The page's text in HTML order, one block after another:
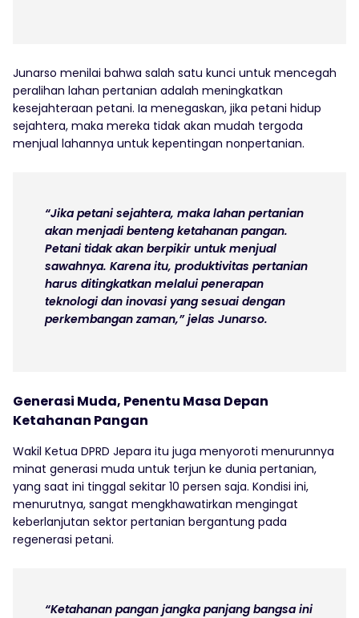
Junarso menilai bahwa salah satu kunci untuk mencegah
peralihan lahan pertanian adalah meningkatkan
kesejahteraan petani. Ia menegaskan, jika petani hidup
sejahtera, maka mereka tidak akan mudah tergoda
menjual lahannya untuk kepentingan nonpertanian.
“Jika petani sejahtera, maka lahan pertanian
akan menjadi benteng ketahanan pangan.
Petani tidak akan berpikir untuk menjual
sawahnya. Karena itu, produktivitas pertanian
harus ditingkatkan melalui penerapan
teknologi dan inovasi yang sesuai dengan
perkembangan zaman,” jelas Junarso.
Generasi Muda, Penentu Masa Depan
Ketahanan Pangan
Wakil Ketua DPRD Jepara itu juga menyoroti menurunnya
minat generasi muda untuk terjun ke dunia pertanian,
yang saat ini tinggal sekitar 10 persen saja. Kondisi ini,
menurutnya, sangat mengkhawatirkan mengingat
keberlanjutan sektor pertanian bergantung pada
regenerasi petani.
“Ketahanan pangan jangka panjang bangsa ini